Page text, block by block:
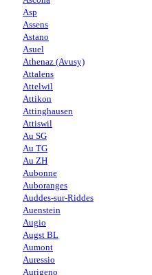
Asp
Assens
Astano
Asuel
Athenaz (Avusy)
Attalens
Attelwil
Attikon
Attinghausen
Attiswil
Au SG
Au TG
Au ZH
Aubonne
Auboranges
Auddes-sur-Riddes
Auenstein
Augio
Augst BL
Aumont
Auressio
Aurigeno